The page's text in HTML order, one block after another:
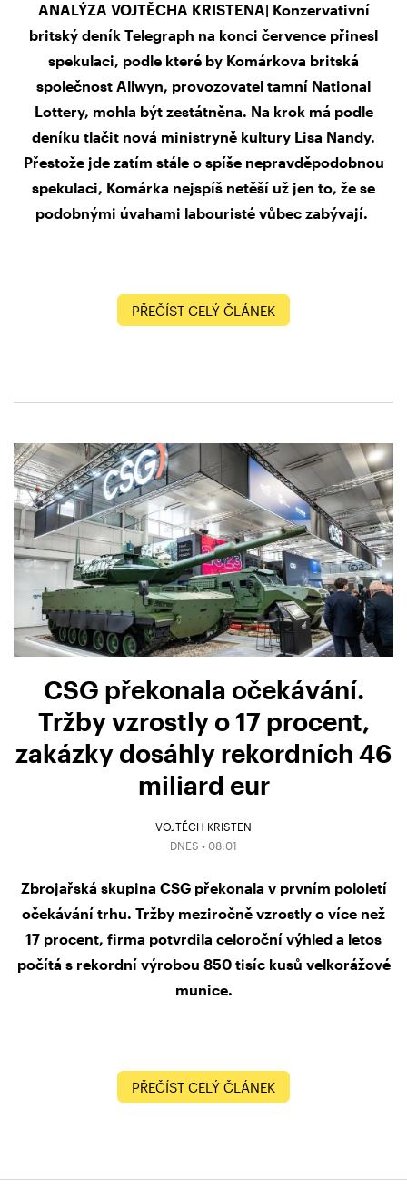
ANALÝZA VOJTĚCHA KRISTENA| Konzervativní
britský deník Telegraph na konci července přinesl
spekulaci, podle které by Komárkova britská
společnost Allwyn, provozovatel tamní National
Lottery, mohla být zestátněna. Na krok má podle
deníku tlačit nová ministryně kultury Lisa Nandy.
Přestože jde zatím stále o spíše nepravděpodobnou
spekulaci, Komárka nejspíš netěší už jen to, že se
podobnými úvahami labouristé vůbec zabývají.
PŘEČÍST CELÝ ČLÁNEK
CSG překonala očekávání.
Tržby vzrostly o 17 procent,
zakázky dosáhly rekordních 46
miliard eur
VOJTĚCH KRISTEN
DNES • 08:01
Zbrojařská skupina CSG překonala v prvním pololetí
očekávání trhu. Tržby meziročně vzrostly o více než
17 procent, firma potvrdila celoroční výhled a letos
počítá s rekordní výrobou 850 tisíc kusů velkorážové
munice.
PŘEČÍST CELÝ ČLÁNEK